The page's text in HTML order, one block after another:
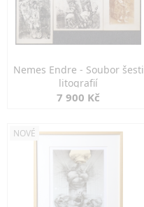
Nemes Endre - Soubor šesti
litografií
7 900 Kč
NOVÉ